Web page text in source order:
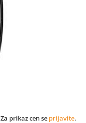
Za prikaz cen se prijavite.